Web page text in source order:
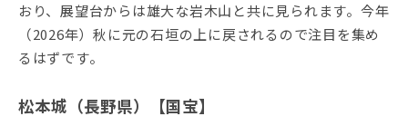
おり、展望台からは雄大な岩木山と共に見られます。今年
（2026年）秋に元の石垣の上に戻されるので注目を集め
るはずです。
松本城（長野県）【国宝】